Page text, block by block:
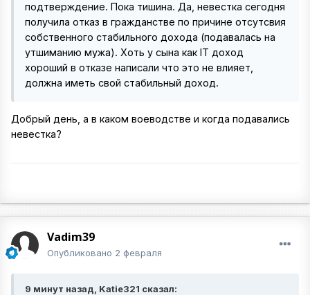
подтверждение. Пока тишина. Да, невестка сегодня
получила отказ в гражданстве по причине отсутсвия
собственного стабильного дохода (подавалась на
утшиманию мужа). Хоть у сына как IT доход
хороший в отказе написали что это не влияет,
должна иметь свой стабильный доход.
Добрый день, а в каком воеводстве и когда подавались
невестка?
Vadim39
Опубликовано 2 февраля
9 минут назад, Katie321 сказал: